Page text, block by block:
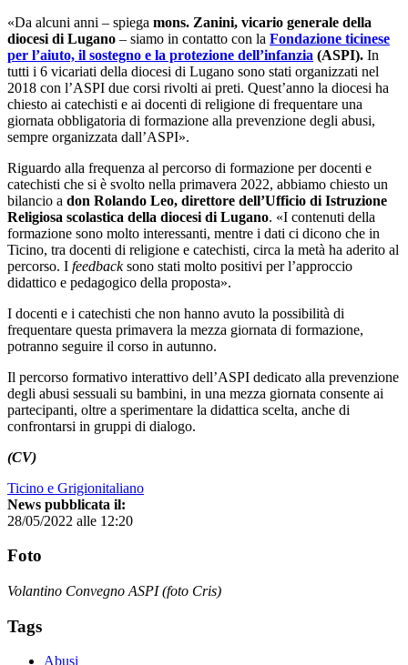
«Da alcuni anni – spiega mons. Zanini, vicario generale della
diocesi di Lugano – siamo in contatto con la Fondazione ticinese
per l’aiuto, il sostegno e la protezione dell’infanzia (ASPI). In
tutti i 6 vicariati della diocesi di Lugano sono stati organizzati nel
2018 con l’ASPI due corsi rivolti ai preti. Quest’anno la diocesi ha
chiesto ai catechisti e ai docenti di religione di frequentare una
giornata obbligatoria di formazione alla prevenzione degli abusi,
sempre organizzata dall’ASPI».
Riguardo alla frequenza al percorso di formazione per docenti e
catechisti che si è svolto nella primavera 2022, abbiamo chiesto un
bilancio a don Rolando Leo, direttore dell’Ufficio di Istruzione
Religiosa scolastica della diocesi di Lugano. «I contenuti della
formazione sono molto interessanti, mentre i dati ci dicono che in
Ticino, tra docenti di religione e catechisti, circa la metà ha aderito al
percorso. I feedbacksono stati molto positivi per l’approccio
didattico e pedagogico della proposta».
I docenti e i catechisti che non hanno avuto la possibilità di
frequentare questa primavera la mezza giornata di formazione,
potranno seguire il corso in autunno.
Il percorso formativo interattivo dell’ASPI dedicato alla prevenzione
degli abusi sessuali su bambini, in una mezza giornata consente ai
partecipanti, oltre a sperimentare la didattica scelta, anche di
confrontarsi in gruppi di dialogo.
(CV)
Ticino e Grigionitaliano
News pubblicata il:
28/05/2022 alle 12:20
Foto
Volantino Convegno ASPI (foto Cris)
Tags
Abusi